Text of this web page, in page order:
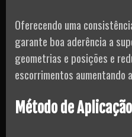
Oferecendo uma
garante boa aderência a
geometrias e posições e
escorrimentos aumentando
Método de